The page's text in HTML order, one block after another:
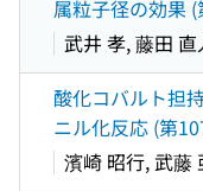
属粒子径の効果
武井 孝, 藤田
酸化コバルト担
ニル化反応 (第
濱崎 昭行, 武藤